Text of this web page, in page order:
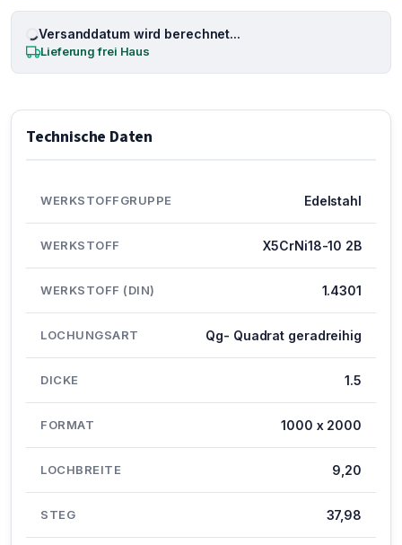
Versanddatum wird berechnet...
Lieferung frei Haus
Technische Daten
WERKSTOFFGRUPPE Edelstahl
WERKSTOFF X5CrNi18-10 2B
WERKSTOFF (DIN) 1.4301
LOCHUNGSART Qg- Quadrat geradreihig
DICKE 1.5
FORMAT 1000 x 2000
LOCHBREITE 9,20
STEG 37,98